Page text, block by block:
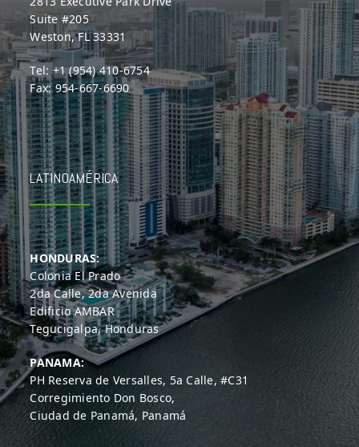
Suite #205
Weston, FL 33331
Tel: +1 (954) 410-6754
Fax: 954-667-6690
LATINOAMÉRICA
HONDURAS:
Colonia El Prado
2da Calle, 2da Avenida
Edificio AMBAR
Tegucigalpa, Honduras
PANAMA:
PH Reserva de Versalles, 5a Calle, #C31
Corregimiento Don Bosco,
Ciudad de Panamá, Panamá